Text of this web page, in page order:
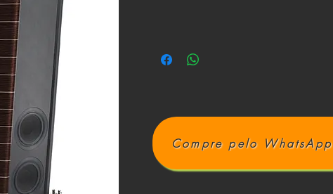
Compre pelo WhatsApp